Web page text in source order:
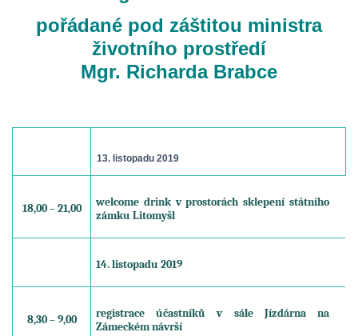
pořádané pod záštitou ministra
životního prostředí
Mgr. Richarda Brabce
13. listopadu 2019
18,00 – 21,00
welcome drink v prostorách sklepení státního
zámku Litomyšl
14. listopadu 2019
8,30 – 9,00
registrace účastníků v sále Jízdárna na
Zámeckém návrší